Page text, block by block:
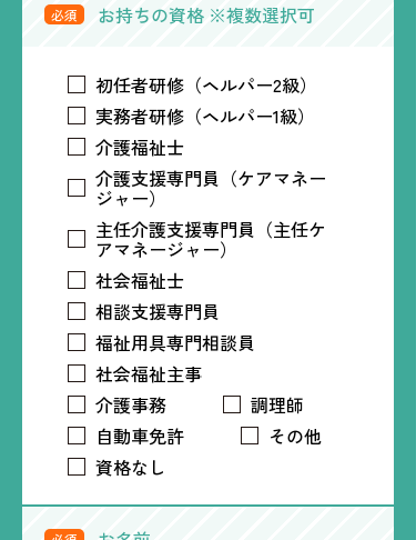
必須 お持ちの資格 ※複数選択可
初任者研修（ヘルパー2級）
実務者研修（ヘルパー1級）
介護福祉士
介護支援専門員（ケアマネー
ジャー）
主任介護支援専門員（主任ケ
アマネージャー）
社会福祉士
相談支援専門員
福祉用具専門相談員
社会福祉主事
介護事務
調理師
自動車免許
その他
資格なし